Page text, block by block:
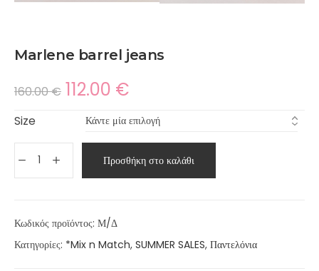
Marlene barrel jeans
160.00€ 112.00 €
Size
Προσθήκη στο καλάθι
Κωδικός προϊόντος: Μ/Δ
Κατηγορίες: *Mix n Match, SUMMER SALES, Παντελόνια